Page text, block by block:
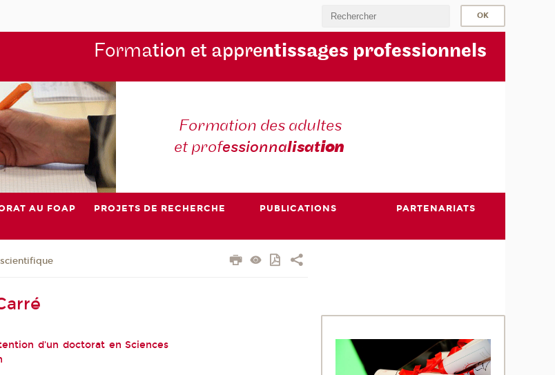
Formation et apprentissages professionnels
Formation des adultes
et professionnalisation
AU FOAP PROJETS DE RECHERCHE PUBLICATIONS PARTENARIATS
d'un doctorat en Sciences